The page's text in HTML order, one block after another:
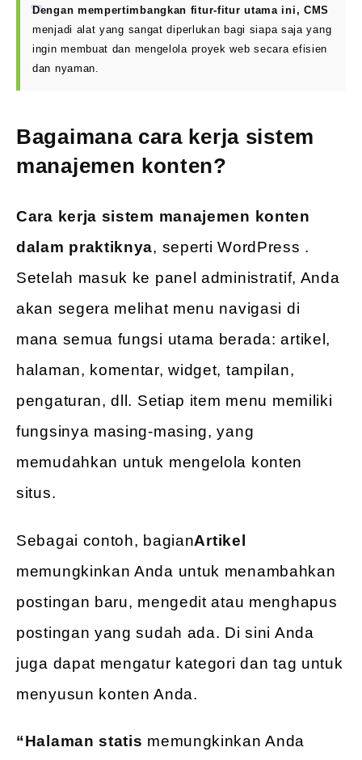
Dengan mempertimbangkan fitur-fitur utama ini, CMS
menjadi alat yang sangat diperlukan bagi siapa saja yang
ingin membuat dan mengelola proyek web secara efisien
dan nyaman.
Bagaimana cara kerja sistem
manajemen konten?
Cara kerja sistem manajemen konten
dalam praktiknya, seperti WordPress .
Setelah masuk ke panel administratif, Anda
akan segera melihat menu navigasi di
mana semua fungsi utama berada: artikel,
halaman, komentar, widget, tampilan,
pengaturan, dll. Setiap item menu memiliki
fungsinya masing-masing, yang
memudahkan untuk mengelola konten
situs.
Sebagai contoh, bagianArtikel
memungkinkan Anda untuk menambahkan
postingan baru, mengedit atau menghapus
postingan yang sudah ada. Di sini Anda
juga dapat mengatur kategori dan tag untuk
menyusun konten Anda.
“Halaman statis memungkinkan Anda